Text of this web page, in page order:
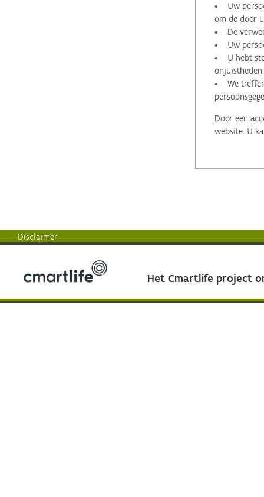
• Uw
om de door
• De
• Uw
• U hebt
onjuistheden
• We treffen
Door een
website. U
Disclaimer
Het Cmartlife project